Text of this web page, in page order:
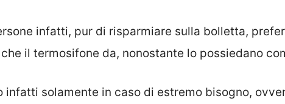
infatti, pur di risparmiare sulla bolletta,
che il termosifone da, nonostante lo possiedano
infatti solamente in caso di estremo bisogno,